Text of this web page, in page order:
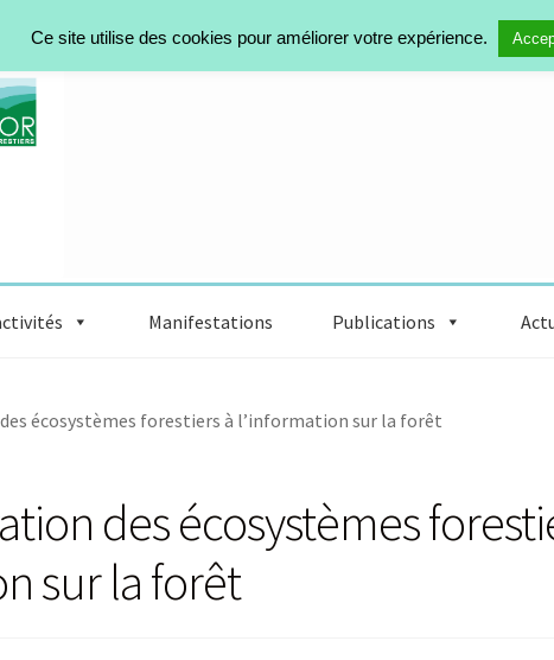
Manifestations Publications
écosystèmes forestiers à l’information sur la forêt
des écosystèmes
sur la forêt
Ce site utilise des cookies pour améliorer votre expérience.